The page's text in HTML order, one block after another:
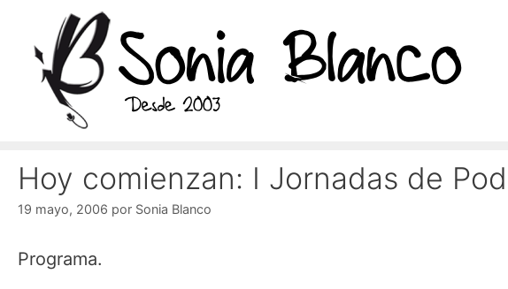
contenido
Hoy comienzan: I Jornadas de
19 mayo, 2006 por Sonia Blanco
Programa.